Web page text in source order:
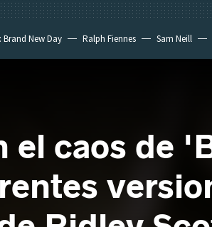
Brand New Day Ralph Fiennes Sam Neill
el caos de